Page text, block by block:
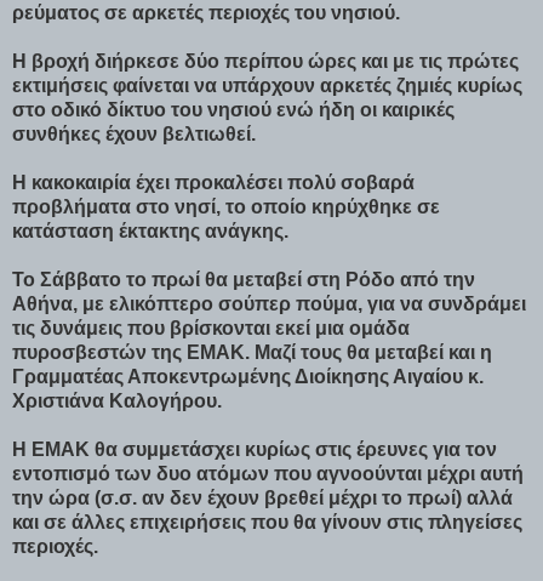
ρεύματος σε αρκετές περιοχές του νησιού.
Η βροχή διήρκεσε δύο περίπου ώρες και με τις πρώτες
εκτιμήσεις φαίνεται να υπάρχουν αρκετές ζημιές κυρίως
στο οδικό δίκτυο του νησιού ενώ ήδη οι καιρικές
συνθήκες έχουν βελτιωθεί.
Η κακοκαιρία έχει προκαλέσει πολύ σοβαρά
προβλήματα στο νησί, το οποίο κηρύχθηκε σε
κατάσταση έκτακτης ανάγκης.
Το Σάββατο το πρωί θα μεταβεί στη Ρόδο από την
Αθήνα, με ελικόπτερο σούπερ πούμα, για να συνδράμει
τις δυνάμεις που βρίσκονται εκεί μια ομάδα
πυροσβεστών της ΕΜΑΚ. Μαζί τους θα μεταβεί και η
Γραμματέας Αποκεντρωμένης Διοίκησης Αιγαίου κ.
Χριστιάνα Καλογήρου.
Η ΕΜΑΚ θα συμμετάσχει κυρίως στις έρευνες για τον
εντοπισμό των δυο ατόμων που αγνοούνται μέχρι αυτή
την ώρα (σ.σ. αν δεν έχουν βρεθεί μέχρι το πρωί) αλλά
και σε άλλες επιχειρήσεις που θα γίνουν στις πληγείσες
περιοχές.